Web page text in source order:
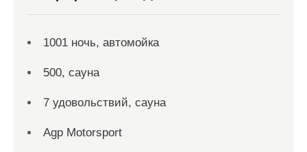
1001 ночь, автомойка
500, сауна
7 удовольствий, сауна
Agp Motorsport